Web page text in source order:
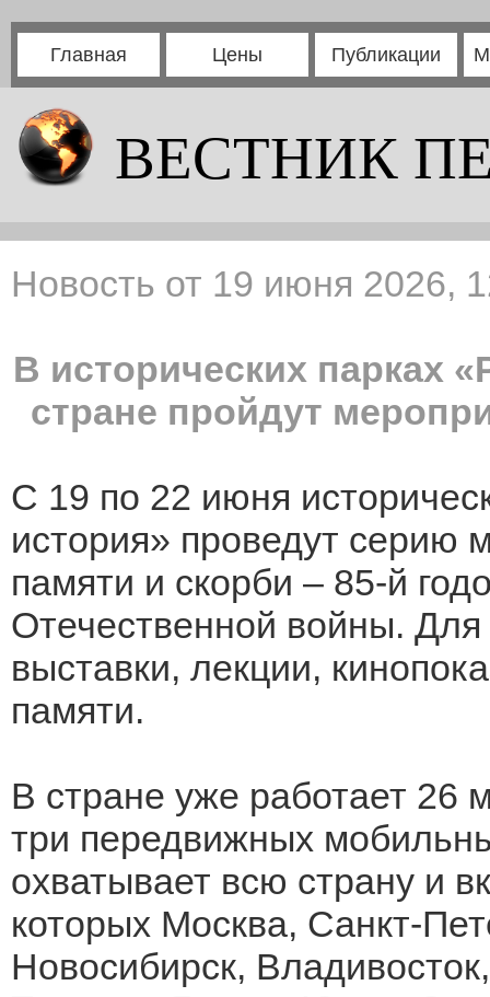
Главная Цены Публикации
ВЕСТНИК
Новость от 19 июня 2026,
В исторических парках
стране пройдут
С 19 по 22 июня
история» проведут
памяти и скорби – 85-й
Отечественной войны. Для
выставки, лекции,
памяти.
В стране уже работает 26
три передвижных
охватывает всю страну и
которых Москва, Санкт-
Новосибирск,